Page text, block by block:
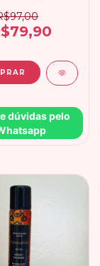
dúvidas pelo